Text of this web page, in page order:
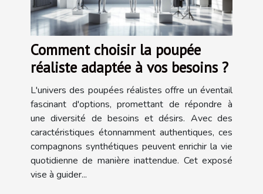
Comment choisir la poupée
réaliste adaptée à vos besoins ?
L'univers des poupées réalistes offre un éventail
fascinant d'options, promettant de répondre à
une diversité de besoins et désirs. Avec des
caractéristiques étonnamment authentiques, ces
compagnons synthétiques peuvent enrichir la vie
quotidienne de manière inattendue. Cet exposé
vise à guider...